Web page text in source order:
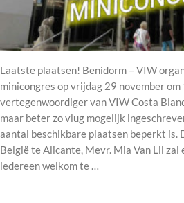
Laatste plaatsen! Benidorm – VIW
minicongres op vrijdag 29 november om
vertegenwoordiger van VIW Costa
maar beter zo vlug mogelijk
aantal beschikbare plaatsen beperkt is.
België te Alicante, Mevr. Mia Van Lil zal
iedereen welkom te …